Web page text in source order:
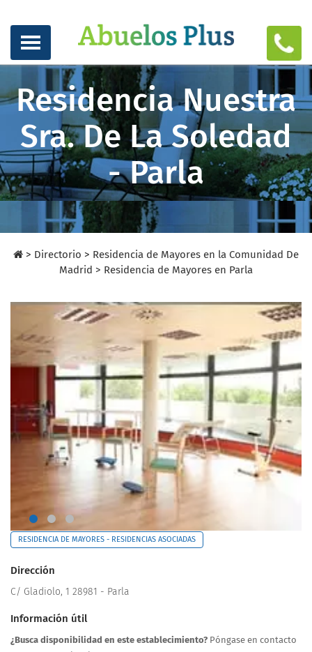
Residencia Nuestra
Sra. De La Soledad
- Parla
> Directorio > Residencia de Mayores en la Comunidad De
Madrid > Residencia de Mayores en Parla
RESIDENCIA DE MAYORES - RESIDENCIAS ASOCIADAS
Dirección
C/ Gladiolo, 1 28981 - Parla
Información útil
¿Busca disponibilidad en este establecimiento? Póngase en contacto